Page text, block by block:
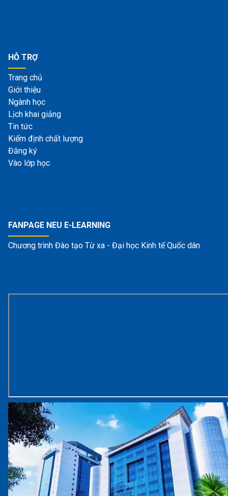
HỖ TRỢ
Trang chủ
Giới thiệu
Ngành học
Lịch khai giảng
Tin tức
Kiểm định chất lượng
Đăng ký
Vào lớp học
FANPAGE NEU E-LEARNING
Chương trình Đào tạo Từ xa - Đại học Kinh tế Quốc dân